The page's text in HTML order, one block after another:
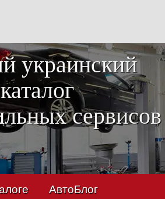
украинский
каталог
сервисов
АвтоБлог